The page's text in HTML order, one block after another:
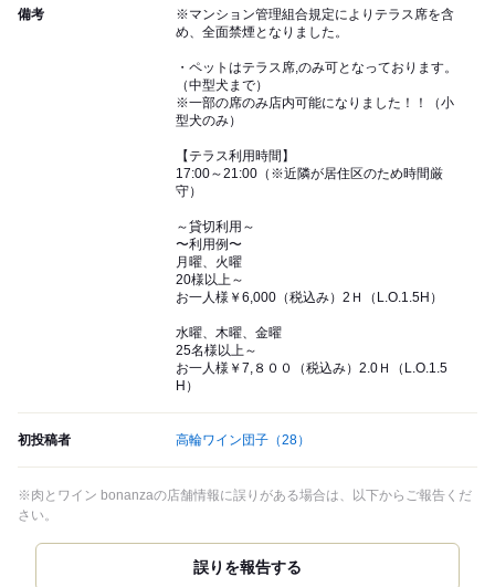
備考
※マンション管理組合規定によりテラス席を含
め、全面禁煙となりました。
・ペットはテラス席,のみ可となっております。
（中型犬まで）
※一部の席のみ店内可能になりました！！（小
型犬のみ）
【テラス利用時間】
17:00～21:00（※近隣が居住区のため時間厳
守）
～貸切利用～
〜利用例〜
月曜、火曜
20様以上～
お一人様￥6,000（税込み）2Ｈ（L.O.1.5H）
水曜、木曜、金曜
25名様以上～
お一人様￥7,８００（税込み）2.0Ｈ（L.O.1.5
H）
初投稿者 高輪ワイン団子 （28）
※肉とワイン bonanzaの店舗情報に誤りがある場合は、以下からご報告くだ
さい。
誤りを報告する